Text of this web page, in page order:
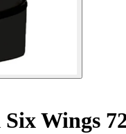
Wings